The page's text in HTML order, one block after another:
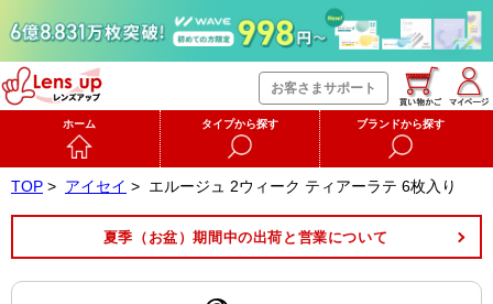
お客さまサポート
ホーム タイプから探す ブランドから探す
TOP > アイセイ > エルージュ 2ウィーク ティアーラテ 6枚入り
夏季（お盆）期間中の出荷と営業について